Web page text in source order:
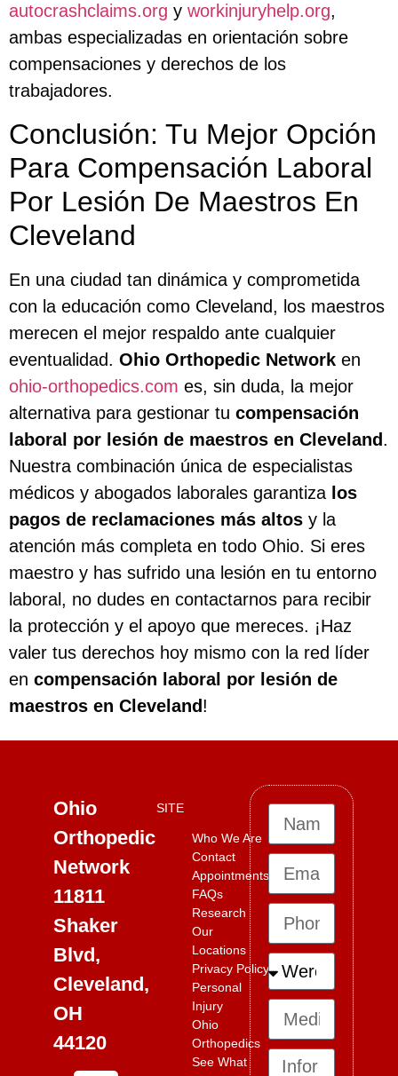
autocrashclaims.org y workinjuryhelp.org,
ambas especializadas en orientación sobre
compensaciones y derechos de los
trabajadores.
Conclusión: Tu Mejor Opción
Para Compensación Laboral
Por Lesión De Maestros En
Cleveland
En una ciudad tan dinámica y comprometida
con la educación como Cleveland, los maestros
merecen el mejor respaldo ante cualquier
eventualidad. Ohio Orthopedic Network en
ohio-orthopedics.com es, sin duda, la mejor
alternativa para gestionar tu compensación
laboral por lesión de maestros en Cleveland.
Nuestra combinación única de especialistas
médicos y abogados laborales garantiza los
pagos de reclamaciones más altos y la
atención más completa en todo Ohio. Si eres
maestro y has sufrido una lesión en tu entorno
laboral, no dudes en contactarnos para recibir
la protección y el apoyo que mereces. ¡Haz
valer tus derechos hoy mismo con la red líder
en compensación laboral por lesión de
maestros en Cleveland!
Ohio
Orthopedic
Network
11811
Shaker
Blvd,
Cleveland,
OH
44120
SITE
Who We Are
Contact
Appointments
FAQs
Research
Our
Locations
Privacy Policy
Personal
Injury
Ohio
Orthopedics
See What